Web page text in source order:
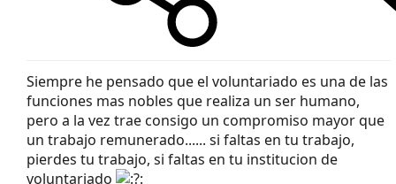
Siempre he pensado que el voluntariado es una de las
funciones mas nobles que realiza un ser humano,
pero a la vez trae consigo un compromiso mayor que
un trabajo remunerado...... si faltas en tu trabajo,
pierdes tu trabajo, si faltas en tu institucion de
voluntariado